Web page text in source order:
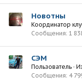
Новотны
Координатор
Сообщения 1
СЭМ
Пользователь ·
Сообщения 4